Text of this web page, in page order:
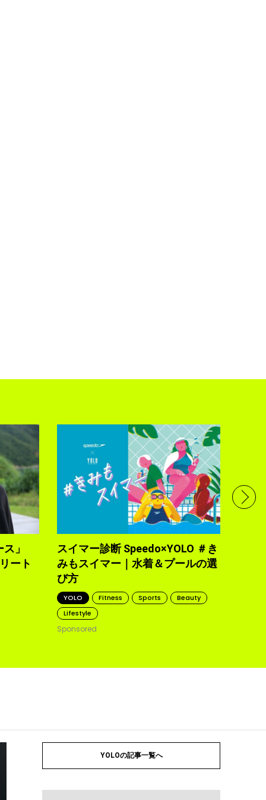
」
ート
スイマー診断 Speedo×YOLO ＃き
みもスイマー｜水着＆プールの選
び方
YOLO Fitness Sports
Beauty
Lifestyle
Sponsored
で完
トレ
YOLOの記事一覧へ